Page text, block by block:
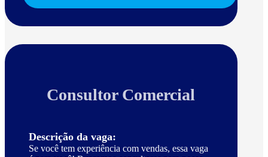
Consultor Comercial
Descrição da vaga:
Se você tem experiência com vendas, essa vaga